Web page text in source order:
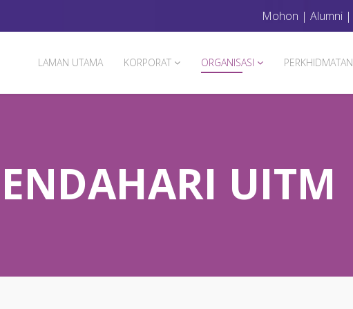
Mohon | Alumni |
LAMAN UTAMA KORPORAT ORGANISASI PERKHIDMATAN
UITM